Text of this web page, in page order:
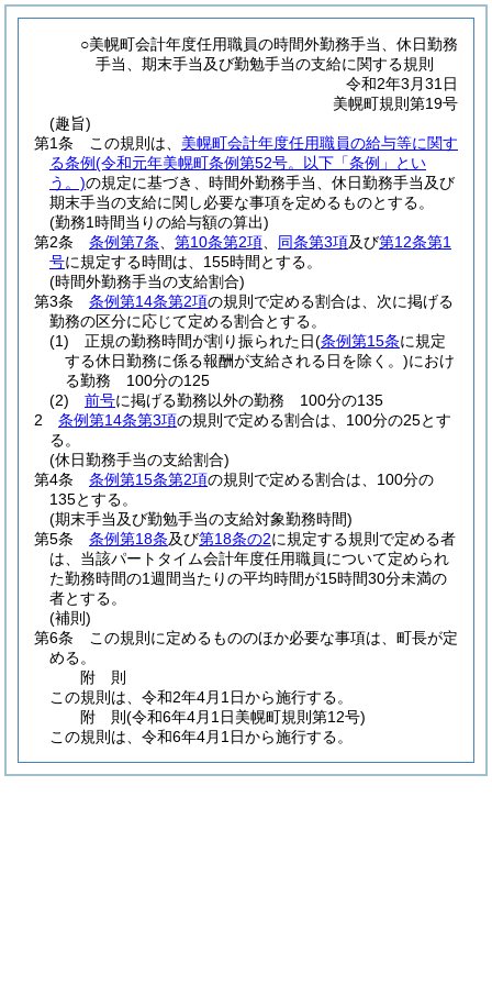
○美幌町会計年度任用職員の時間外勤務手当、休日勤務
手当、期末手当及び勤勉手当の支給に関する規則
令和2年3月31日
美幌町規則第19号
(趣旨)
第1条
この規則は、 美幌町会計年度任用職員の給与等に関す
る条例(令和元年美幌町条例第52号。以下「条例」とい
う。)の規定に基づき、時間外勤務手当、休日勤務手当及び
期末手当の支給に関し必要な事項を定めるものとする。
(勤務1時間当りの給与額の算出)
第2条
条例第7条 第10条第2項 同条第3項及び第12条第1
号に規定する時間は、155時間とする。
(時間外勤務手当の支給割合)
第3条
条例第14条第2項の規則で定める割合は、次に掲げる
勤務の区分に応じて定める割合とする。
(1)
正規の勤務時間が割り振られた日(条例第15条に規定
する休日勤務に係る報酬が支給される日を除く。)におけ
る勤務 100分の125
(2)
前号に掲げる勤務以外の勤務 100分の135
2
条例第14条第3項の規則で定める割合は、100分の25とす
る。
(休日勤務手当の支給割合)
第4条
条例第15条第2項の規則で定める割合は、100分の
135とする。
(期末手当及び勤勉手当の支給対象勤務時間)
第5条
条例第18条及び第18条の2に規定する規則で定める者
は、当該パートタイム会計年度任用職員について定められ
た勤務時間の1週間当たりの平均時間が15時間30分未満の
者とする。
(補則)
第6条
この規則に定めるもののほか必要な事項は、町長が定
める。
附 則
この規則は、令和2年4月1日から施行する。
附 則(令和6年4月1日美幌町規則第12号)
この規則は、令和6年4月1日から施行する。